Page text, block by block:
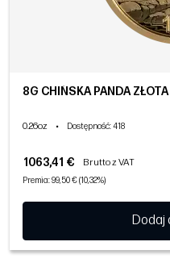
8G CHIŃSKA PANDA
0.26oz • Dostępność: 418
1063,41 € Brutto z VAT
Premia: 99,50 € (10,32%)
Dodaj